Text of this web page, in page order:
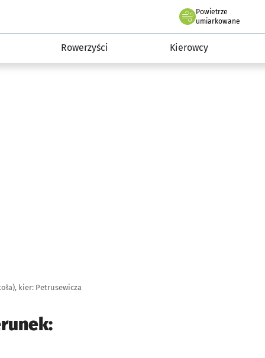
Powietrze
we Wrocławiu
umiarkowane
Rowerzyści Kierowcy
kier: Petrusewicza